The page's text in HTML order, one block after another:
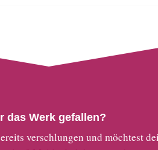
das Werk gefallen?
verschlungen und möchtest